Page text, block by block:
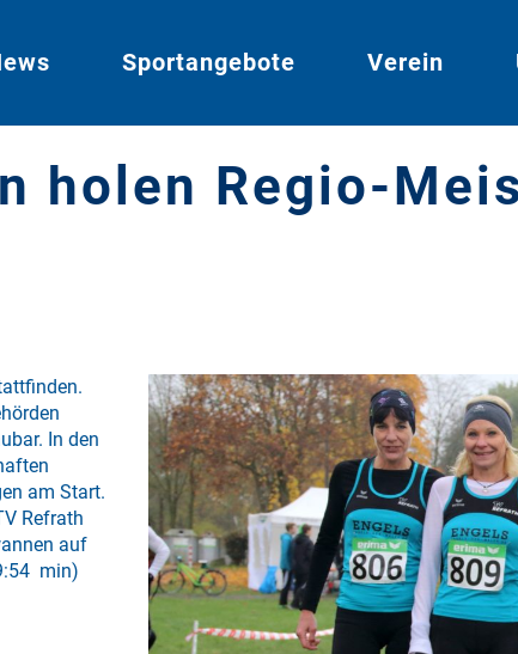
Sportangebote Verein
holen Regio-
In den
am Start.
Refrath
auf
min)